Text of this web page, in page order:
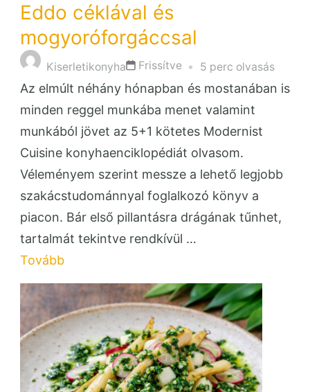
Eddo céklával és
mogyoróforgáccsal
Kiserletikonyha Frissítve 5 perc olvasás
Az elmúlt néhány hónapban és mostanában is
minden reggel munkába menet valamint
munkából jövet az 5+1 kötetes Modernist
Cuisine konyhaenciklopédiát olvasom.
Véleményem szerint messze a lehető legjobb
szakácstudománnyal foglalkozó könyv a
piacon. Bár első pillantásra drágának tűnhet,
tartalmát tekintve rendkívül …
Tovább